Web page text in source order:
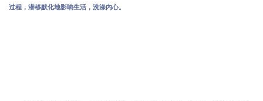
过程，潜移默化地影响生活，洗涤内心。